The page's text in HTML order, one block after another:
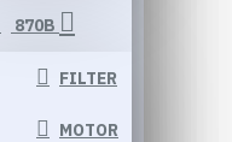
870B
FILTER
MOTOR